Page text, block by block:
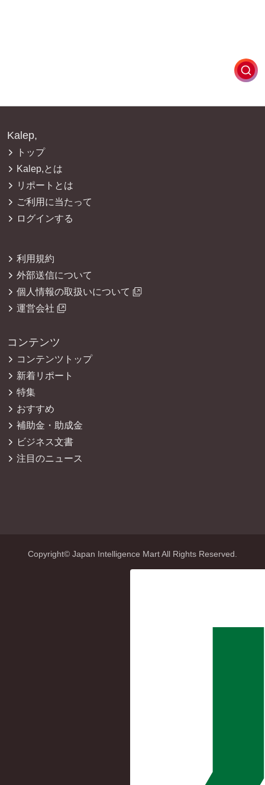
Kalep,
トップ
Kalep,とは
リポートとは
ご利用に当たって
ログインする
利用規約
外部送信について
個人情報の取扱いについて
運営会社
コンテンツ
コンテンツトップ
新着リポート
特集
おすすめ
補助金・助成金
ビジネス文書
注目のニュース
Copyright© Japan Intelligence Mart All Rights Reserved.